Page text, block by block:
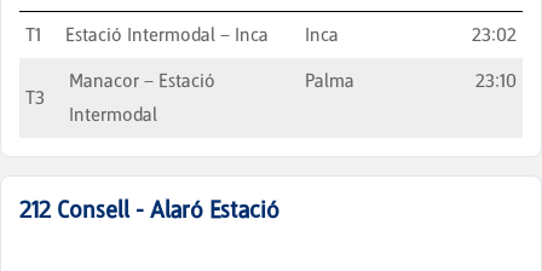
T1 Estació Intermodal – Inca Inca 23:02
T3
Manacor – Estació
Intermodal
Palma 23:10
212 Consell - Alaró Estació